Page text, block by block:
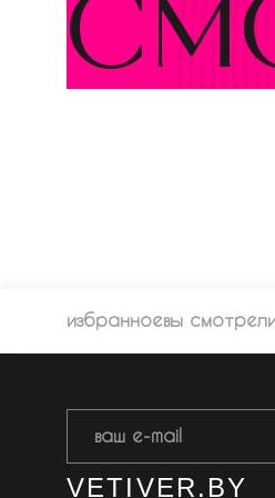
избранноевы
VETIVER.BY